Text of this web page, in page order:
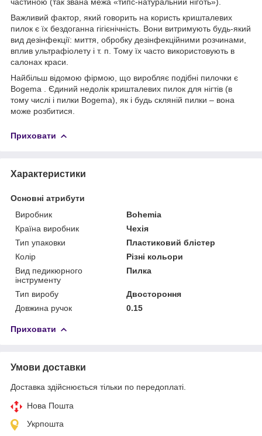
Важливий фактор, який говорить на користь кришталевих
пилок є їх бездоганна гігієнічність. Вони витримують будь-який
вид дезінфекції: миття, обробку дезінфекційними розчинами,
вплив ультрафіолету і т. п. Тому їх часто використовують в
салонах краси.
Найбільш відомою фірмою, що виробляє подібні пилочки є
Bogema . Єдиний недолік кришталевих пилок для нігтів (в
тому числі і пилки Bogema), як і будь скляній пилки – вона
може розбитися.
Приховати
Характеристики
Основні атрибути
Виробник
Bohemia
Країна виробник
Чехія
Тип упаковки
Пластиковий блістер
Колір
Різні кольори
Вид педикюрного
інструменту
Пилка
Тип виробу
Двостороння
Довжина ручок
0.15
Приховати
Умови доставки
Доставка здійснюється тільки по передоплаті.
Нова Пошта
Укрпошта